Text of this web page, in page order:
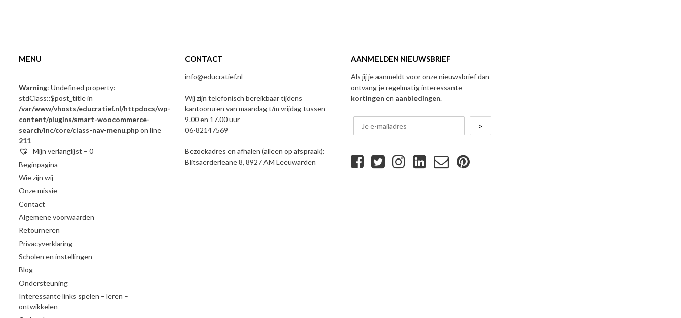
MENU
Warning: Undefined property:
stdClass::$post_title in
/var/www/vhosts/educratief.nl/httpdocs/wp-
content/plugins/smart-woocommerce-
search/inc/core/class-nav-menu.phpon line
211
Mijn verlanglijst – 0
Beginpagina
Wie zijn wij
Onze missie
Contact
Algemene voorwaarden
Retourneren
Privacyverklaring
Scholen en instellingen
Blog
Ondersteuning
Interessante links spelen – leren –
ontwikkelen
CONTACT
info@educratief.nl
Wij zijn telefonisch bereikbaar tijdens
kantooruren van maandag t/m vrijdag tussen
9.00 en 17.00 uur
06-82147569
Bezoekadres en afhalen (alleen op afspraak):
Blitsaerderleane 8, 8927 AM Leeuwarden
AANMELDEN NIEUWSBRIEF
Als jij je aanmeldt voor onze nieuwsbrief dan
ontvang je regelmatig interessante
kortingen en aanbiedingen.